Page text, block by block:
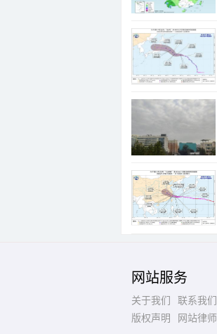
网站服务
关于我们 联系我们
版权声明
网站律师